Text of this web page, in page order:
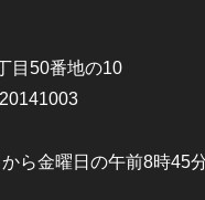
目50番地の10
ら金曜日の午前8時45